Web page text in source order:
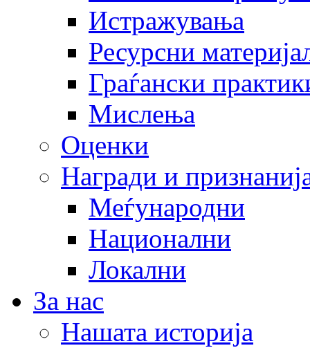
Истражувања
Ресурсни
Граѓански
Мислења
Оценки
Награди и
Меѓународни
Национални
Локални
За нас
Нашата историја